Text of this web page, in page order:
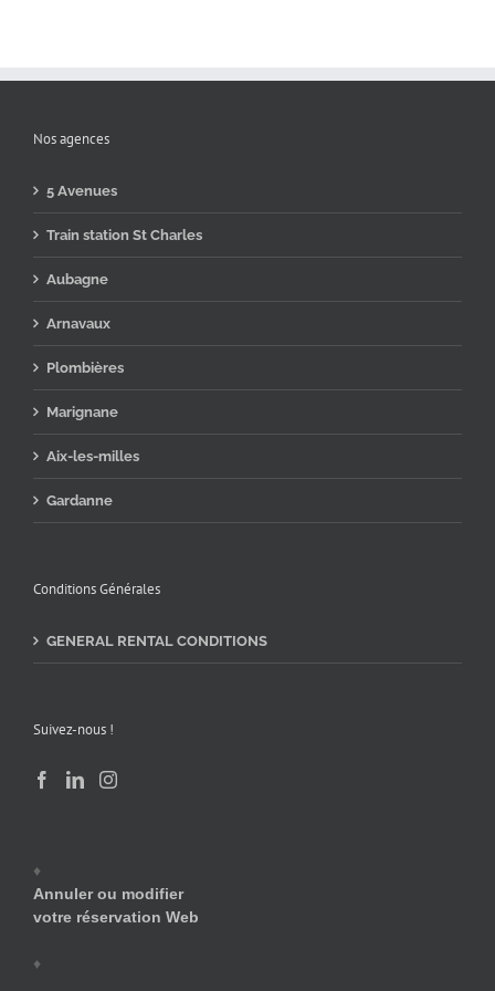
Nos agences
5 Avenues
Train station St Charles
Aubagne
Arnavaux
Plombières
Marignane
Aix-les-milles
Gardanne
Conditions Générales
GENERAL RENTAL CONDITIONS
Suivez-nous !
♦
Annuler ou modifier
votre réservation Web
♦